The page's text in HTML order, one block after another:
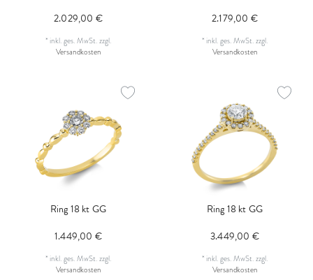
2.029,00 €
* inkl. ges. MwSt.zzgl.
Versandkosten
2.179,00 €
* inkl. ges. MwSt.zzgl.
Versandkosten
Ring 18 kt GG
1.449,00 €
* inkl. ges. MwSt.zzgl.
Versandkosten
Ring 18 kt GG
3.449,00 €
* inkl. ges. MwSt.zzgl.
Versandkosten